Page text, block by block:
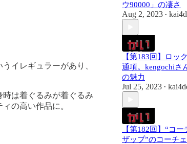
イレギュラーがあり、
は着ぐるみが着ぐるみ
の高い作品に。
ウ90000」の凄さ
Aug 2, 2023 •
【第183回】ロッ
通項。kengochiさ
の魅力
Jul 25, 2023 •
【第182回】“コ
ザップ”のコーチ